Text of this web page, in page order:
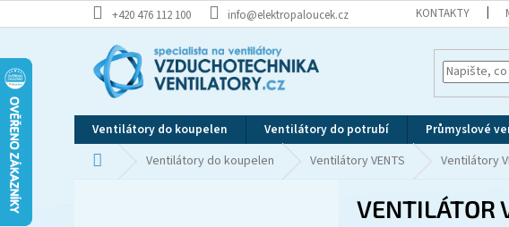
na
+420 476 112 100 info@elektropaloucek.cz KONTAKTY
Ventilátory do koupelen Ventilátory do potrubí Průmyslové
Domů Ventilátory do koupelen Ventilátory VENTS Ventilátory
VENTILÁTOR